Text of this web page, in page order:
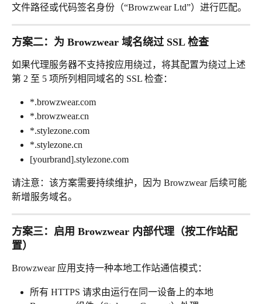
文件路径或代码签名身份（“Browzwear Ltd”）进行匹配。
方案二：为 Browzwear 域名绕过 SSL 检查
如果代理服务器不支持按应用绕过，将其配置为绕过上述
第 2 至 5 项所列相同域名的 SSL 检查：
*.browzwear.com
*.browzwear.cn
*.stylezone.com
*.stylezone.cn
[yourbrand].stylezone.com
请注意：该方案需要持续维护，因为 Browzwear 后续可能
新增服务域名。
方案三：启用 Browzwear 内部代理（按工作站配
置）
Browzwear 应用支持一种本地工作站通信模式：
所有 HTTPS 请求由运行在同一设备上的本地